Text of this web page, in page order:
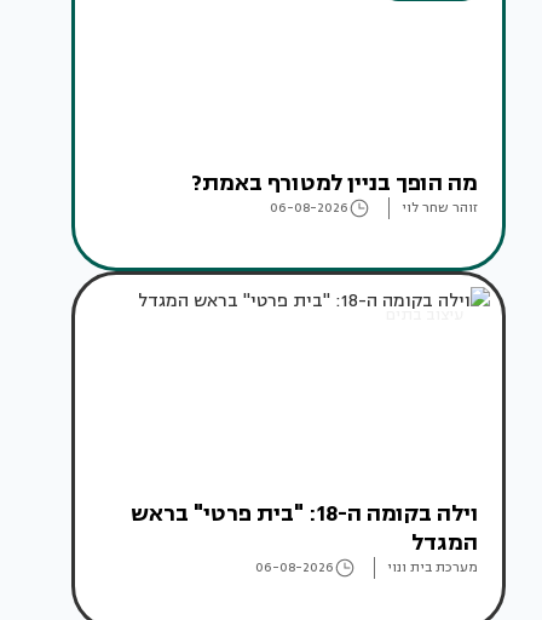
מה הופך בניין למטורף באמת?
זוהר שחר לוי 06-08-2026
עיצוב בתים
וילה בקומה ה-18: "בית פרטי" בראש
המגדל
מערכת בית ונוי 06-08-2026